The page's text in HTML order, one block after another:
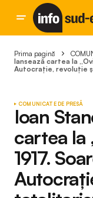
Prima pagină
lansează cartea la
Autocrație, revoluție
COMUNICATE DE PRESĂ
Ioan
cartea la
1917.